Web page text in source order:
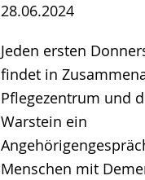
28.06.2024
Jeden ersten
findet in
Pflegezentrum und
Warstein ein
Menschen mit